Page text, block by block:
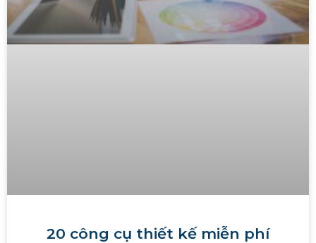
20 công cụ thiết kế miễn phí